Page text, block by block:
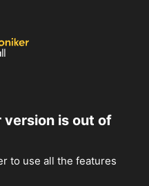
version is out of
to use all the features